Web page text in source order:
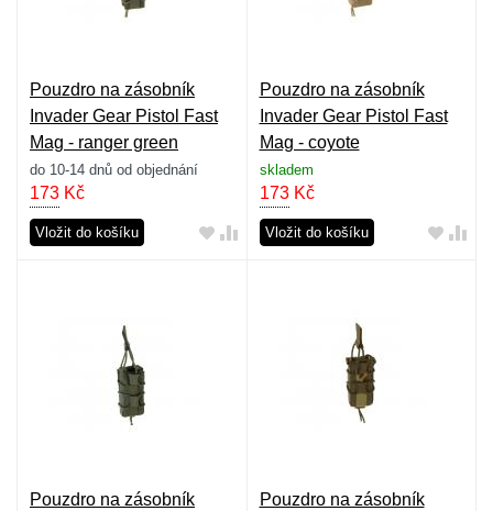
Pouzdro na zásobník
Invader Gear Pistol Fast
Mag - ranger green
do 10-14 dnů od objednání
173 Kč
Vložit do košíku
Pouzdro na zásobník
Invader Gear Pistol Fast
Mag - coyote
skladem
173Kč
Vložit do košíku
Pouzdro na zásobník
Pouzdro na zásobník